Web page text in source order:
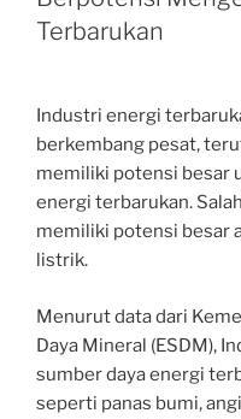
Terbarukan
Industri energi
berkembang pesat,
memiliki potensi besar
energi terbarukan.
memiliki potensi besar
listrik.
Menurut data dari
Daya Mineral (ESDM),
sumber daya energi
seperti panas bumi,